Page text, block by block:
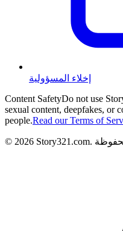
إخلاء المسؤولية
Content SafetyDo not use
sexual content, deepfakes, or
people.Read our Terms of
© 2026 Story321.com.